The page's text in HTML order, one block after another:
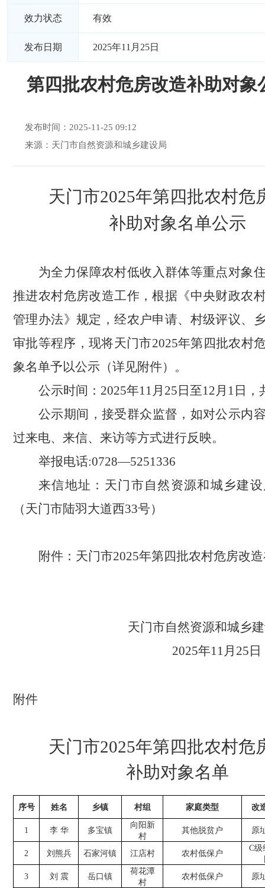
效力状态 有效
发布日期 2025年11月25日
第四批农村危房改造补助对象
发布时间：2025-11-25 09:12
来源：天门市自然资源和城乡建设局
天门市2025年第四批农村危
补助对象名单公示
为全力保障农村低收入群体等重点对象
推进农村危房改造工作，根据《中央财政农
管理办法》规定，经农户申请、村级评议、
审批等程序，现将天门市2025年第四批农村
象名单予以公示（详见附件）。
公示时间： 2025年11月25日至12月1日，
公示期间，接受群众监督，如对公示内
过来电、来信、来访等方式进行反映。
举报电话:0728—5251336
来信地址：天门市自然资源和城乡建
（天门市陆羽大道西33号）
附件：天门市2025年第四批农村危房改
天门市自然资源和城乡
2025年11月25日
附件
天门市2025年第四批农村危
补助对象名单
序号 姓名 乡镇 村组 家庭类型 改
1 李 华 多宝镇
向阳新
村
其他脱贫户 原
2 刘熊兵 石家河镇 江店村 农村低保户
C级
3
刘 震 岳口镇
荷花潭
村
农村低保户 原